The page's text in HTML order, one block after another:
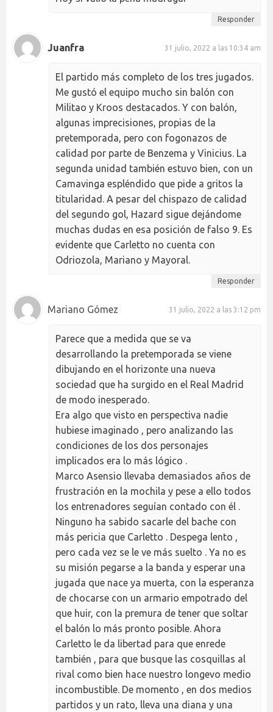
Responder
Juanfra 31 julio, 2022 a las 10:34 am
El partido más completo de los tres jugados.
Me gustó el equipo mucho sin balón con
Militao y Kroos destacados. Y con balón,
algunas imprecisiones, propias de la
pretemporada, pero con fogonazos de
calidad por parte de Benzema y Vinicius. La
segunda unidad también estuvo bien, con un
Camavinga espléndido que pide a gritos la
titularidad. A pesar del chispazo de calidad
del segundo gol, Hazard sigue dejándome
muchas dudas en esa posición de falso 9. Es
evidente que Carletto no cuenta con
Odriozola, Mariano y Mayoral.
Responder
Mariano Gómez 31 julio, 2022 a las 3:12 pm
Parece que a medida que se va
desarrollando la pretemporada se viene
dibujando en el horizonte una nueva
sociedad que ha surgido en el Real Madrid
de modo inesperado.
Era algo que visto en perspectiva nadie
hubiese imaginado , pero analizando las
condiciones de los dos personajes
implicados era lo más lógico .
Marco Asensio llevaba demasiados años de
frustración en la mochila y pese a ello todos
los entrenadores seguían contado con él .
Ninguno ha sabido sacarle del bache con
más pericia que Carletto . Despega lento ,
pero cada vez se le ve más suelto . Ya no es
su misión pegarse a la banda y esperar una
jugada que nace ya muerta, con la esperanza
de chocarse con un armario empotrado del
que huir, con la premura de tener que soltar
el balón lo más pronto posible. Ahora
Carletto le da libertad para que enrede
también , para que busque las cosquillas al
rival como bien hace nuestro longevo medio
incombustible. De momento , en dos medios
partidos y un rato, lleva una diana y una